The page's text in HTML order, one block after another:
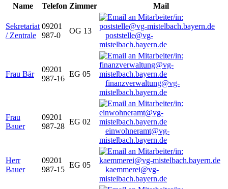
Name
Telefon Zimmer Mail
Sekretariat
/ Zentrale
09201
987-0
OG 13
poststelle@vg-
mistelbach.bayern.de
Frau Bär
09201
987-16
EG 05
finanzverwaltung@vg-
mistelbach.bayern.de
Frau
Bauer
09201
987-28
EG 02
einwohneramt@vg-
mistelbach.bayern.de
Herr
Bauer
09201
987-15
EG 05
kaemmerei@vg-
mistelbach.bayern.de